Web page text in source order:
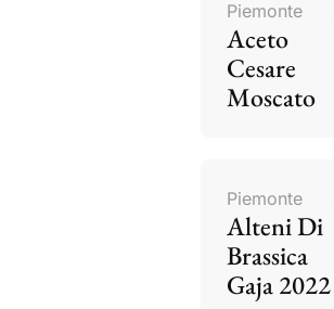
Piemonte
Aceto
Cesare
Moscato
Piemonte
Alteni Di
Brassica
Gaja 2022